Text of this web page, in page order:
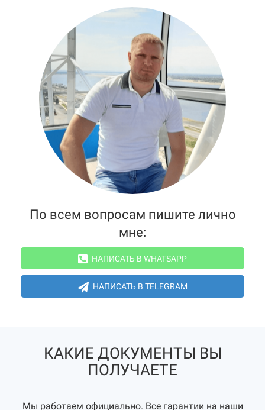
По всем вопросам пишите лично
мне:
НАПИСАТЬ В WHATSAPP
НАПИСАТЬ В TELEGRAM
КАКИЕ ДОКУМЕНТЫ ВЫ
ПОЛУЧАЕТЕ
Мы работаем официально. Все гарантии на наши